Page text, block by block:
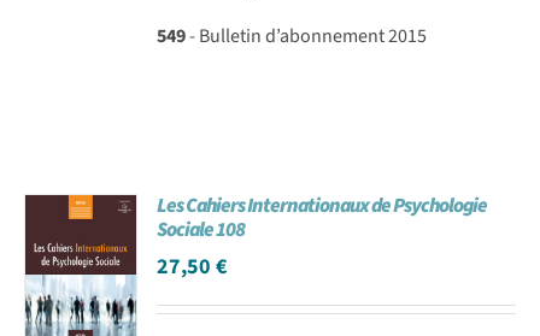
549- Bulletin d’abonnement 2015
Les Cahiers Internationaux de Psychologie
Sociale 108
27,50€